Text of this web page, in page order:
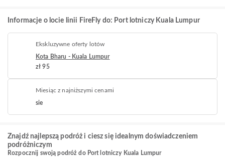
Informacje o locie linii FireFly do: Port lotniczy Kuala Lumpur
Ekskluzywne oferty lotów
Kota Bharu - Kuala Lumpur
zł 95
Miesiąc z najniższymi cenami
sie
Znajdź najlepszą podróż i ciesz się idealnym doświadczeniem
podróżniczym
Rozpocznij swoją podróż do Port lotniczy Kuala Lumpur